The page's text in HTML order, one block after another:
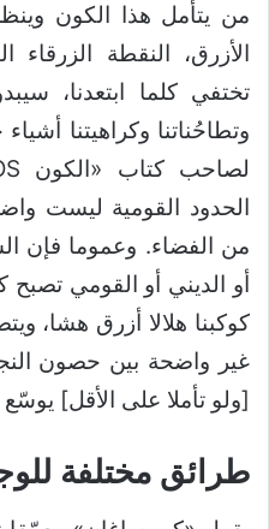
من يتأمل هذا الكون
الأزرق، النقطة الزرقاء
تختفي كلما ابتعدنا،
وتطاحُناتنا وكراهيتنا
الحدود القومية ليست
من الفضاء. وعموما فإن
أو الديني أو القومي تصبح
كوكبنا هلالا أزرق هشا،
غير واضحة بين حصون
[ولو تأملا على الأقل] يوسّع
طرائق مختلفة